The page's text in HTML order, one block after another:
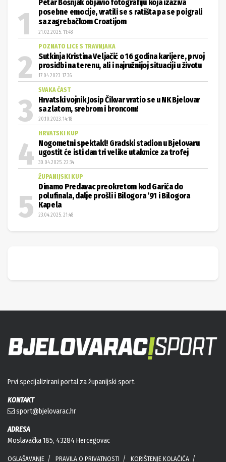
Petar Bošnjak objavio fotografiju koja izaziva
posebne emocije, vratili se s ratišta pa se poigrali
sa zagrebačkom Croatijom
21.02.2025. 11:48
POZNATO LICE S TRAVNJAKA
Sutkinja Kristina Veljačić o 16 godina karijere, prvoj
prosidbi na terenu, ali i najružnijoj situaciji u životu
17.04.2023. 17:36
SVAKA ČAST
Hrvatski vojnik Josip Čikvar vratio se u NK Bjelovar
sa zlatom, srebrom i broncom!
20.10.2023. 14:18
HRVATSKI KUP
Nogometni spektakl! Gradski stadion u Bjelovaru
ugostit će isti dan tri velike utakmice za trofej
30.04.2025. 22:34
ŽUPANIJSKI KUP
Dinamo Predavac preokretom kod Garića do
polufinala, dalje prošli i Bilogora ’91 i Bilogora
Kapela
23.04.2025. 21:48
Prvi specijalizirani portal za županijski sport.
KONTAKT
sport@bjelovarac.hr
ADRESA
Moslavačka 185, 43284 Hercegovac
OGLAŠAVANJE PRAVILA O PRIVATNOSTI KORIŠTENJE KOLAČIĆA